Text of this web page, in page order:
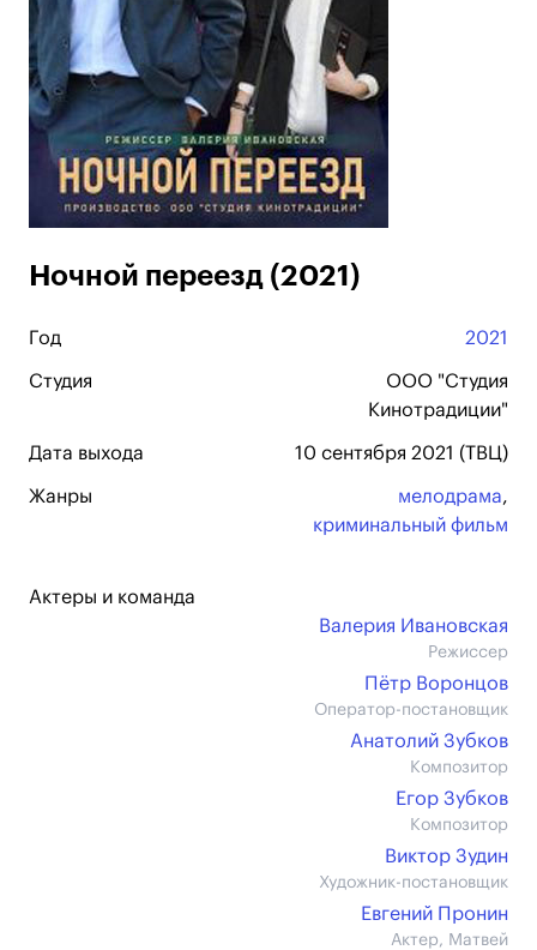
Ночной переезд (2021)
Год 2021
Студия
ООО "Студия
Кинотрадиции"
Дата выхода 10 сентября 2021 (ТВЦ)
Жанры мелодрама,
криминальный фильм
Актеры и команда
Валерия Ивановская
Режиссер
Пётр Воронцов
Оператор-постановщик
Анатолий Зубков
Композитор
Егор Зубков
Композитор
Виктор Зудин
Художник-постановщик
Евгений Пронин
Актер, Матвей